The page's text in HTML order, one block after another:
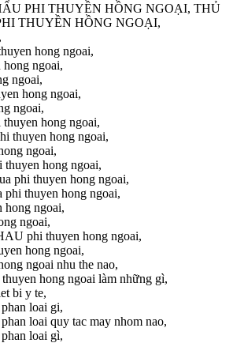
PHI THUYỀN HỒNG NGOẠI, THỦ
THUYỀN HỒNG NGOẠI,
hong ngoai,
hong ngoai,
ngoai,
hong ngoai,
ngoai,
hong ngoai,
thuyen hong ngoai,
ngoai,
thuyen hong ngoai,
phi thuyen hong ngoai,
phi thuyen hong ngoai,
hong ngoai,
ngoai,
phi thuyen hong ngoai,
hong ngoai,
ngoai nhu the nao,
hong ngoai làm những gì,
bi y te,
loai gi,
loai quy tac may nhom nao,
loai gì,